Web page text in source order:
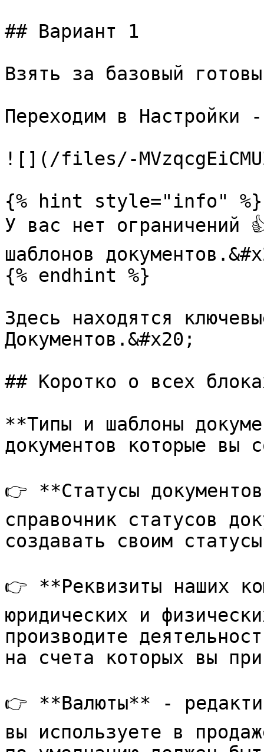
## Вариант 1
Взять за базовый
Переходим в Настройки
![](/files/-
{% hint style="info" %}
У вас нет ограничений
шаблонов
{% endhint %}
Здесь находятся
Документов.&#x20;
## Коротко о всех
**Типы и шаблоны
документов которые вы
👉 **Статусы
справочник статусов
создавать своим
👉 **Реквизиты наших
юридических и
производите
на счета которых вы
👉 **Валюты** -
вы используете в